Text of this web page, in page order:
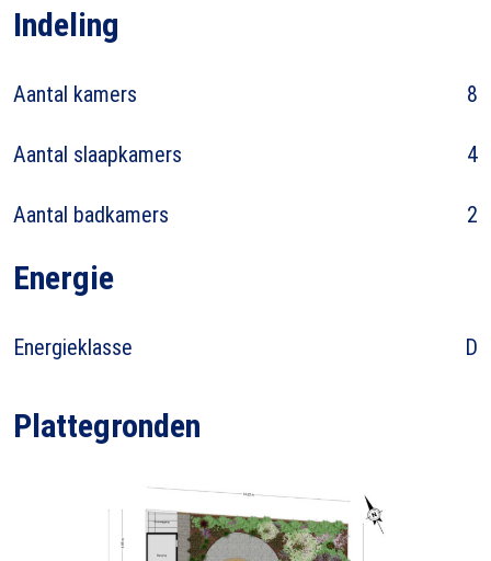
Indeling
Aantal kamers 8
Aantal slaapkamers 4
Aantal badkamers 2
Energie
Energieklasse D
Plattegronden